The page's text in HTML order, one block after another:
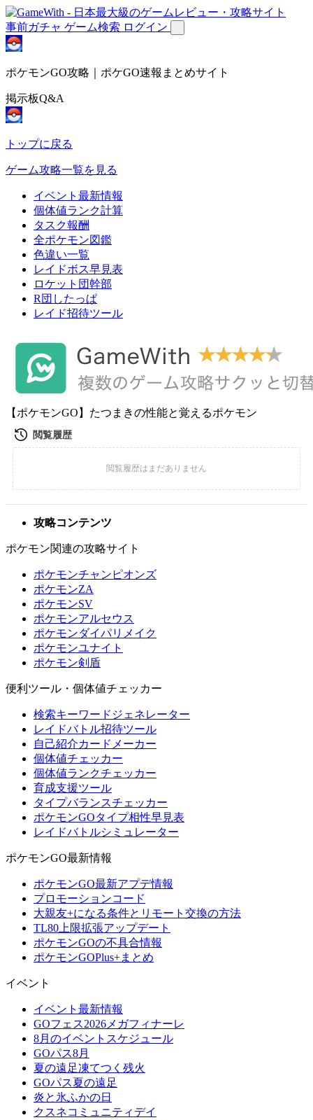
事前ガチャ ゲーム検索 ログイン
ポケモンGO攻略｜ポケGO速報まとめサイト
掲示板Q&A
トップに戻る
ゲーム攻略一覧を見る
イベント最新情報
個体値ランク計算
タスク報酬
全ポケモン図鑑
色違い一覧
レイドボス早見表
ロケット団幹部
R団したっぱ
レイド招待ツール
【ポケモンGO】たつまきの性能と覚えるポケモン
攻略コンテンツ
ポケモン関連の攻略サイト
ポケモンチャンピオンズ
ポケモンZA
ポケモンSV
ポケモンアルセウス
ポケモンダイパリメイク
ポケモンユナイト
ポケモン剣盾
便利ツール・個体値チェッカー
検索キーワードジェネレーター
レイドバトル招待ツール
自己紹介カードメーカー
個体値チェッカー
個体値ランクチェッカー
育成支援ツール
タイプバランスチェッカー
ポケモンGOタイプ相性早見表
レイドバトルシミュレーター
ポケモンGO最新情報
ポケモンGO最新アプデ情報
プロモーションコード
大親友+になる条件とリモート交換の方法
TL80上限拡張アップデート
ポケモンGOの不具合情報
ポケモンGOPlus+まとめ
イベント
イベント最新情報
GOフェス2026メガフィナーレ
8月のイベントスケジュール
GOパス8月
夏の遠足凍てつく残火
GOパス夏の遠足
炎と氷ふかの日
クスネコミュニティデイ